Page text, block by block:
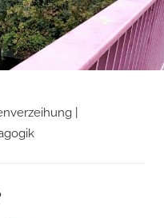
|